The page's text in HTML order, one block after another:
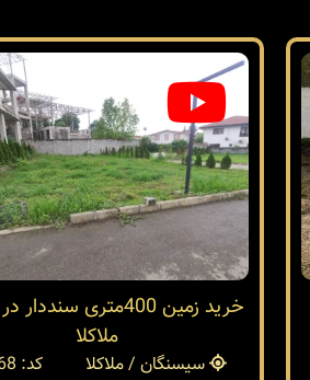
خرید زمین 400متری
ملاکلا
سیسنگان / ملاکلا
کد: 37768